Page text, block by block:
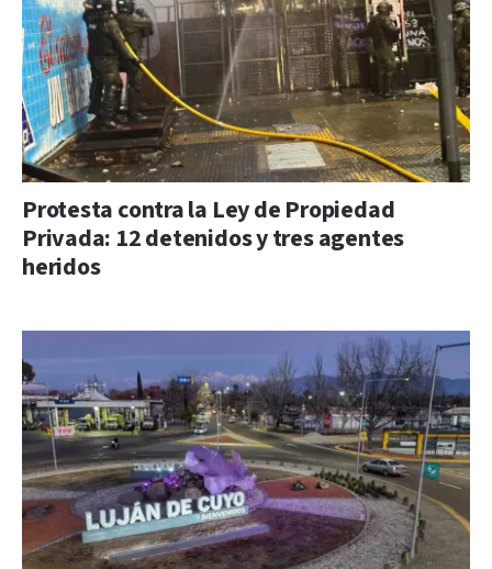
Protesta contra la Ley de Propiedad
Privada: 12 detenidos y tres agentes
heridos